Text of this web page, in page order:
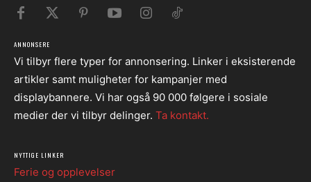
ANNONSERE
Vi tilbyr flere typer for annonsering. Linker i eksisterende
artikler samt muligheter for kampanjer med
displaybannere. Vi har også 90 000 følgere i sosiale
medier der vi tilbyr delinger. Ta kontakt.
NYTTIGE LINKER
Ferie og opplevelser